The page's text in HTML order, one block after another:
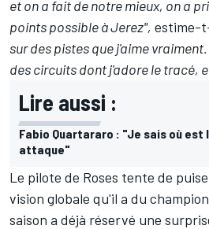
et on a fait de notre mieux, on a
points possible à Jerez", estime-
sur des pistes que j'aime
des circuits dont j'adore le tracé,
Lire aussi :
Fabio Quartararo : "Je sais où est
attaque"
Le pilote de Roses tente de
vision globale qu'il a du
saison a déjà réservé une